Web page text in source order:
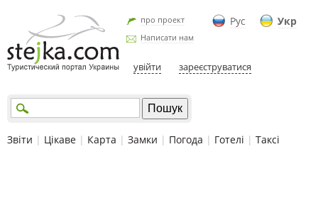
Рус Укр
про проект
Написати нам
увійти зареєструватися
Звіти | Цікаве | Карта | Замки | Погода | Готелі | Таксі